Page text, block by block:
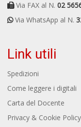
Via FAX al N. 02
Via WhatsApp al N.
Link utili
Spedizioni
Come leggere i digitali
Carta del Docente
Privacy & Cookie Policy